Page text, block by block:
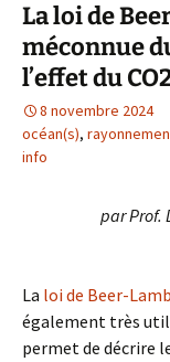
La loi de
méconnue
l’effet du
8 novembre 2024
océan(s),
info
par Prof.
La loi de Beer-
également très
permet de décrire